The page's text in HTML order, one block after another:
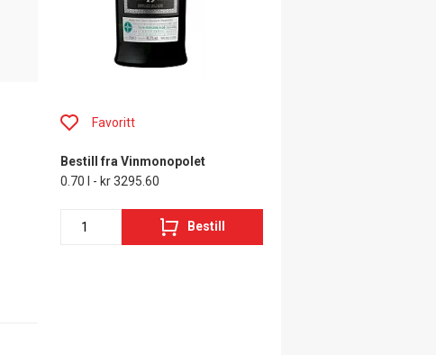
Favoritt
Bestill fra Vinmonopolet
0.70 l - kr 3295.60
Bestill